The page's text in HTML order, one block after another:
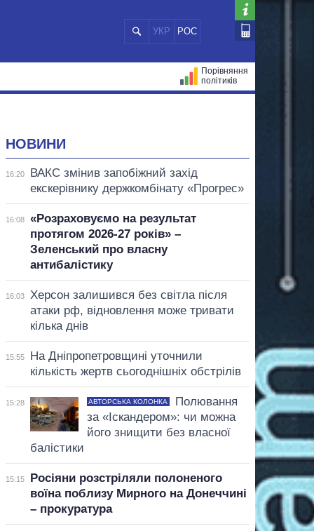
УКР РОС
Порівняння
політиків
НОВИНИ
16:20
ВАКС змінив запобіжний захід
екскерівнику держкомбінату «Прогрес»
16:08
«Розраховуємо на результат
протягом 2026-27 років» –
Зеленський про власну
антибалістику
16:03
Херсон залишився без світла після
атаки рф, відновлення може тривати
кілька днів
15:55
На Дніпропетровщині уточнили
кількість жертв сьогоднішніх обстрілів
15:28 АВТОРСЬКА КОЛОНКА
Полювання
за «Іскандером»: чи можна
його знищити без власної
балістики
15:15
Росіяни розстріляли полоненого
воїна поблизу Мирного на Донеччині
– прокуратура